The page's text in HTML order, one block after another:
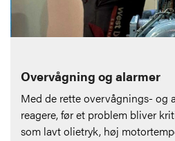
Overvågning og alarmer
Med de rette overvågnings- og
reagere, før et problem bliver
som lavt olietryk, høj